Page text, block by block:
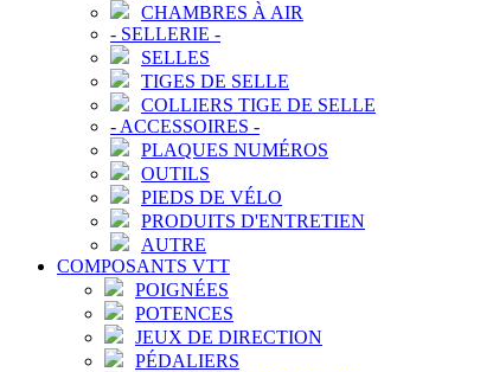
CHAMBRES À AIR
- SELLERIE -
SELLES
TIGES DE SELLE
COLLIERS TIGE DE SELLE
- ACCESSOIRES -
PLAQUES NUMÉROS
OUTILS
PIEDS DE VÉLO
PRODUITS D'ENTRETIEN
AUTRE
COMPOSANTS VTT
POIGNÉES
POTENCES
JEUX DE DIRECTION
PÉDALIERS